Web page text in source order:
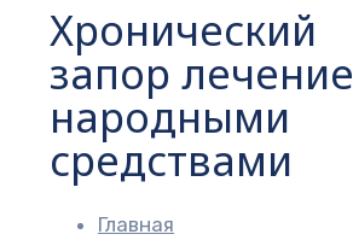
Хронический
запор лечение
народными
средствами
Главная